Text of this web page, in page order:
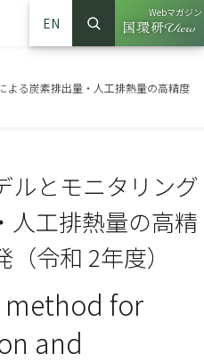
EN
サイト内検索
検索
Webマガジン
（別ウイ
よる炭素排出量・人工排熱量の高精度
ルとモニタリング
人工排熱量の高精
令和 2年度）
method for
and